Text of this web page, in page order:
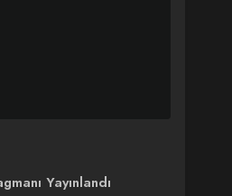
Yayınlandı